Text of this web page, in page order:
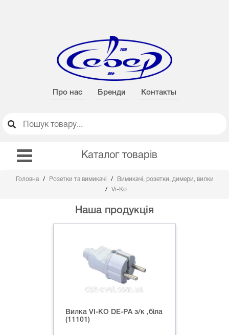
Про нас Бренди Контакты
Каталог товарів
Головна Розетки та вимикачі
Вимикачі, розетки, димери, вилки
Vi-Ko
Наша продукція
Вилка VI-KO DЕ-PА з/к ,біла
(11101)